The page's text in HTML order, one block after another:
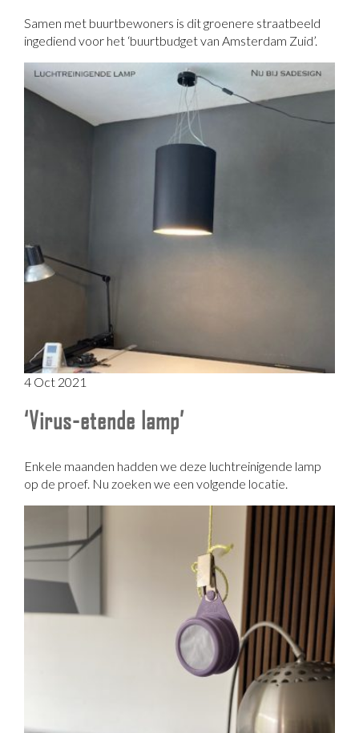
Samen met buurtbewoners is dit groenere straatbeeld
ingediend voor het ‘buurtbudget van Amsterdam Zuid’.
4 Oct 2021
‘Virus-etende lamp’
Enkele maanden hadden we deze luchtreinigende lamp
op de proef. Nu zoeken we een volgende locatie.